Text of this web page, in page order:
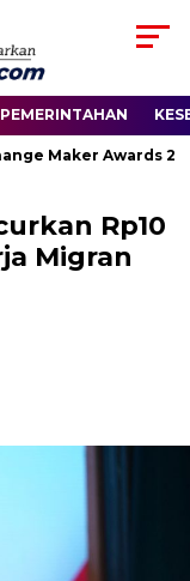
PEMERINTAHAN
Maker Awards 2026
Rp10
Migran